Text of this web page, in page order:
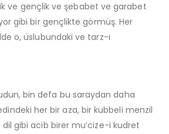
ve gençlik ve şebabet ve garabet
gibi bir gençlikte görmüş. Her
o, üslubundaki ve tarz-ı
bin defa bu saraydan daha
her bir aza, bir kubbeli menzil
gibi acib birer mu’cize-i kudret